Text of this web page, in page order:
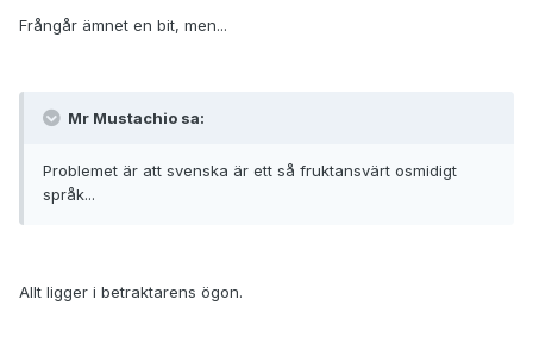
Frångår ämnet en bit, men...
Mr Mustachio sa:
Problemet är att svenska är ett så fruktansvärt osmidigt
språk...
Allt ligger i betraktarens ögon.